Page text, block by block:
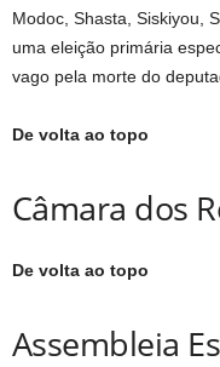
Modoc, Shasta, Siskiyou,
uma eleição primária
vago pela morte do
De volta ao topo
Câmara dos
De volta ao topo
Assembleia